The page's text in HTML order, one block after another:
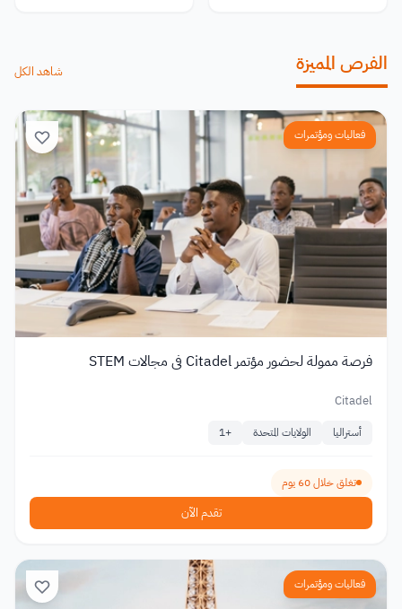
الفرص المميزة شاهد الكل
فعاليات ومؤتمرات
فرصة ممولة لحضور مؤتمر Citadel في مجالات STEM
Citadel
أستراليا الولايات المتحدة +
1
تغلق خلال 60 يوم
تقدم الآن
فعاليات ومؤتمرات